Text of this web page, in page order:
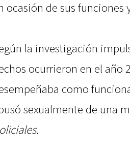
ocasión de sus
la investigación
ocurrieron en el año
como
sexualmente de una